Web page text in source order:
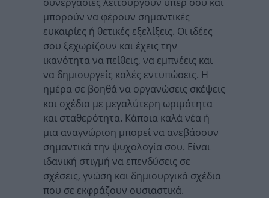
μπορούν να φέρουν σημαντικές
ευκαιρίες ή θετικές εξελίξεις. Οι ιδέες
σου ξεχωρίζουν και έχεις την
ικανότητα να πείθεις, να εμπνέεις και
να δημιουργείς καλές εντυπώσεις. Η
ημέρα σε βοηθά να οργανώσεις σκέψεις
και σχέδια με μεγαλύτερη ωριμότητα
και σταθερότητα. Κάποια καλά νέα ή
μια αναγνώριση μπορεί να ανεβάσουν
σημαντικά την ψυχολογία σου. Είναι
ιδανική στιγμή να επενδύσεις σε
σχέσεις, γνώση και δημιουργικά σχέδια
που σε εκφράζουν ουσιαστικά.